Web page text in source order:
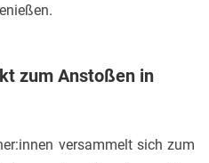
zum Anstoßen in
versammelt sich zum